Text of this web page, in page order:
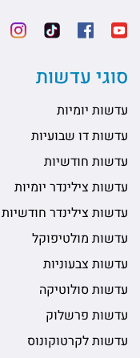
סוגי עדשות
עדשות יומיות
עדשות דו שבועיות
עדשות חודשיות
עדשות צילינדר יומיות
עדשות צילינדר חודשיות
עדשות מולטיפוקל
עדשות צבעוניות
עדשות סולוטיקה
עדשות פרשלוק
עדשות לקרטוקונוס